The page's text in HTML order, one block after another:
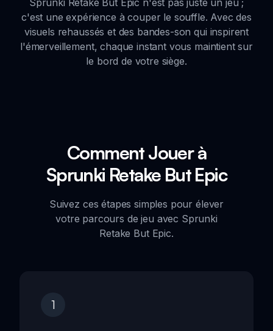
c'est une expérience à couper le souffle. Avec des
visuels rehaussés et des bandes-son qui inspirent
l'émerveillement, chaque instant vous maintient sur
le bord de votre siège.
Comment Jouer à
Sprunki Retake But Epic
Suivez ces étapes simples pour élever
votre parcours de jeu avec Sprunki
Retake But Epic.
1